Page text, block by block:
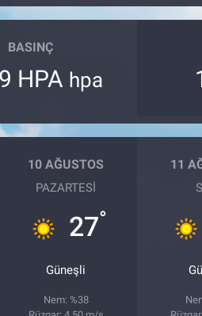
BASINÇ
HPA hpa
10 AĞUSTOS
PAZARTESI
27°
Güneşli
Nem: %38
11